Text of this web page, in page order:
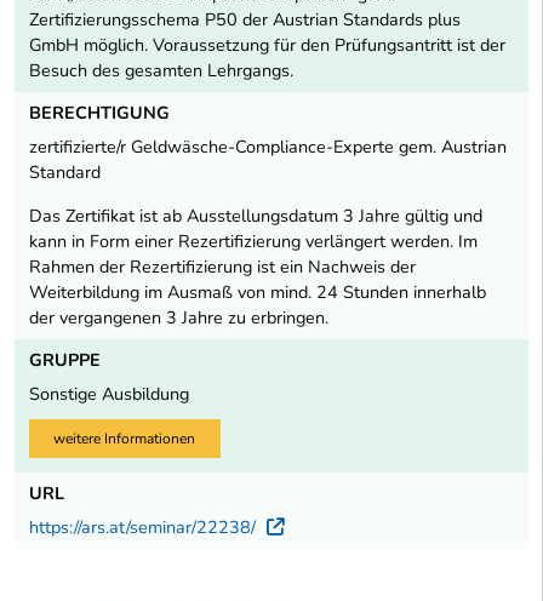
Zertifizierungsschema P50 der Austrian Standards plus
GmbH möglich. Voraussetzung für den Prüfungsantritt ist der
Besuch des gesamten Lehrgangs.
BERECHTIGUNG
zertifizierte/r Geldwäsche-Compliance-Experte gem. Austrian
Standard
Das Zertifikat ist ab Ausstellungsdatum 3 Jahre gültig und
kann in Form einer Rezertifizierung verlängert werden. Im
Rahmen der Rezertifizierung ist ein Nachweis der
Weiterbildung im Ausmaß von mind. 24 Stunden innerhalb
der vergangenen 3 Jahre zu erbringen.
GRUPPE
Sonstige Ausbildung
weitere Informationen
URL
https://ars.at/seminar/22238/
Externer Link